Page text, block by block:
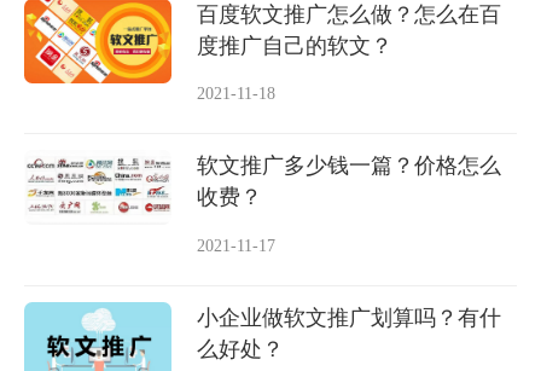
百度软文推广怎么做？怎么在百
度推广自己的软文？
2021-11-18
软文推广多少钱一篇？价格怎么
收费？
2021-11-17
小企业做软文推广划算吗？有什
么好处？